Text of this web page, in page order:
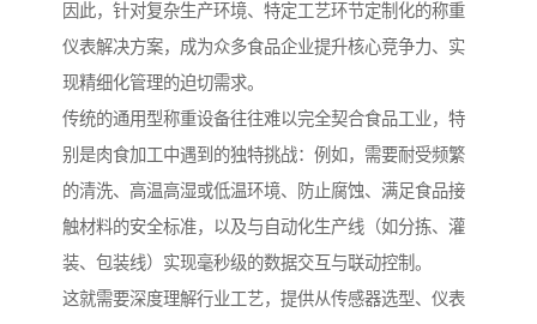
因此，针对复杂生产环境、特定工艺环节定制化的称重
仪表解决方案，成为众多食品企业提升核心竞争力、实
现精细化管理的迫切需求。
传统的通用型称重设备往往难以完全契合食品工业，特
别是肉食加工中遇到的独特挑战：例如，需要耐受频繁
的清洗、高温高湿或低温环境、防止腐蚀、满足食品接
触材料的安全标准，以及与自动化生产线（如分拣、灌
装、包装线）实现毫秒级的数据交互与联动控制。
这就需要深度理解行业工艺，提供从传感器选型、仪表